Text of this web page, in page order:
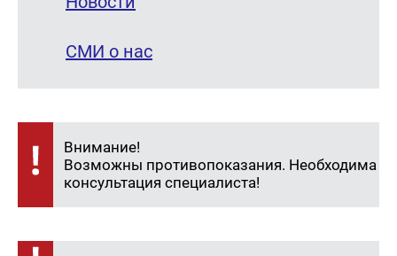
СМИ о нас
Внимание!
Возможны противопоказания. Необходима
консультация специалиста!